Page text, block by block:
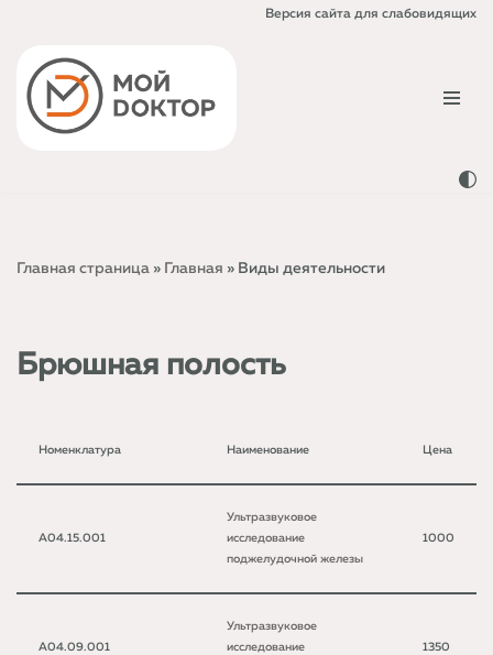
Перейти
содержимому
Версия сайта для слабовидящих
Главная страница » Главная » Виды деятельности
Брюшная полость
Номенклатура Наименование Цена
A04.15.001
Ультразвуковое
исследование
поджелудочной железы
1000
A04.09.001
Ультразвуковое
исследование
1350